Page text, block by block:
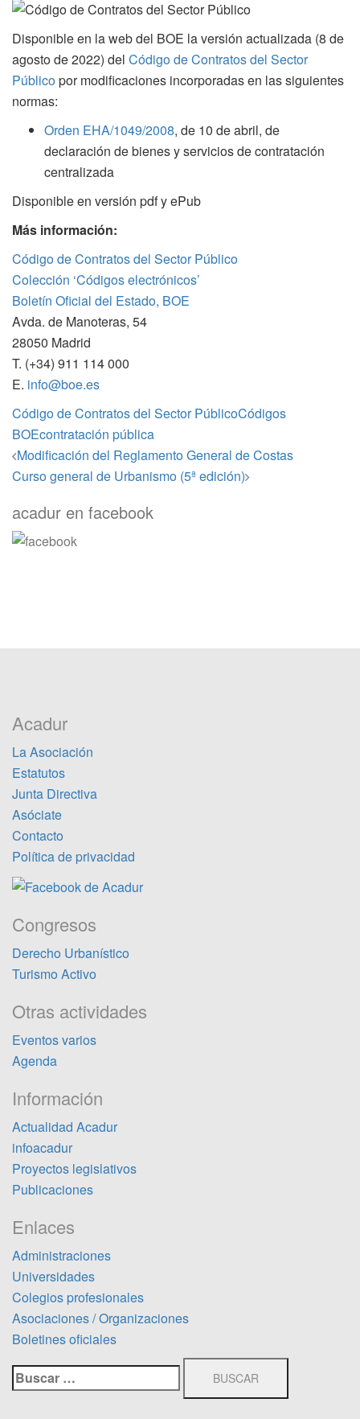
Disponible en la web del BOE la versión actualizada (8 de
agosto de 2022) del Código de Contratos del Sector
Públicopor modificaciones incorporadas en las siguientes
normas:
Orden EHA/1049/2008, de 10 de abril, de
declaración de bienes y servicios de contratación
centralizada
Disponible en versión pdf y ePub
Más información:
Código de Contratos del Sector Público
Colección ‘Códigos electrónicos’
Boletín Oficial del Estado, BOE
Avda. de Manoteras, 54
28050 Madrid
T. (+34) 911 114 000
E. info@boe.es
Código de Contratos del Sector PúblicoCódigos
BOEcontratación pública
Navegación
de
entradas
Modificación del Reglamento General de Costas
Curso general de Urbanismo (5ª edición)
acadur en facebook
Acadur
La Asociación
Estatutos
Junta Directiva
Asóciate
Contacto
Política de privacidad
Congresos
Derecho Urbanístico
Turismo Activo
Otras actividades
Eventos varios
Agenda
Información
Actualidad Acadur
infoacadur
Proyectos legislativos
Publicaciones
Enlaces
Administraciones
Universidades
Colegios profesionales
Asociaciones / Organizaciones
Boletines oficiales
Buscar: